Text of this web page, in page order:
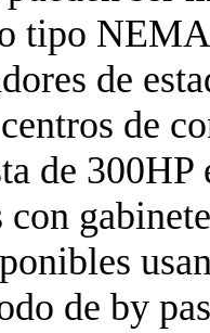
tipo
de
de
de 300HP
con
de by